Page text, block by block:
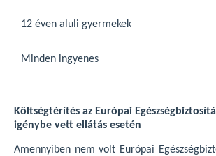
12 éven aluli gyermekek
Minden ingyenes
Költségtérítés az Európai
igénybe vett ellátás esetén
Amennyiben nem volt Európai